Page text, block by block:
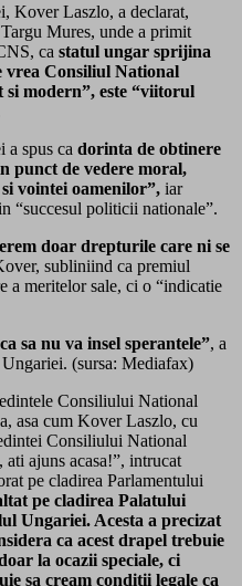
Kover Laszlo, a declarat,
Mures, unde a primit
ca statul ungar sprijina
vrea Consiliul National
si modern”, este “viitorul
a spus ca dorinta de obtinere
punct de vedere moral,
vointei oamenilor”, iar
“succesul politicii nationale”.
doar drepturile care ni se
subliniind ca premiul
a meritelor sale, ci o “indicatie
sa nu va insel sperantele”, a
(sursa: Mediafax)
Consiliului National
asa cum Kover Laszlo, cu
Consiliului National
ati ajuns acasa!”, intrucat
pe cladirea Parlamentului
pe cladirea Palatului
Ungariei. Acesta a precizat
ca acest drapel trebuie
la ocazii speciale, ci
sa cream conditii legale ca